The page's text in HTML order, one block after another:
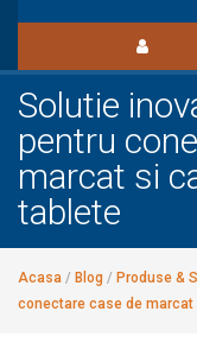
Solutie
pentru
marcat si
tablete
Acasa / Blog / Produse &
conectare case de